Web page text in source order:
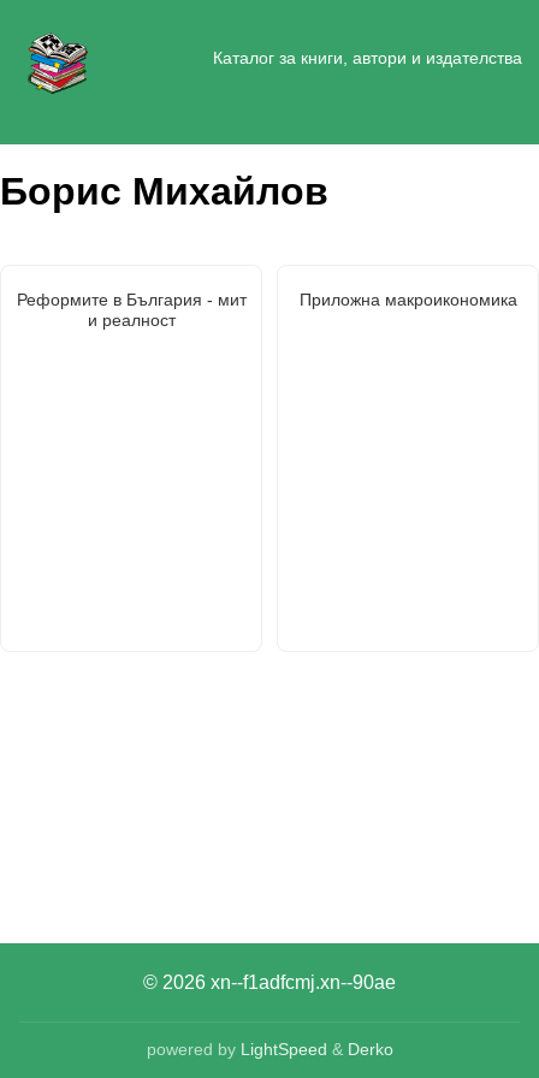
Каталог за книги, автори и издателства
Борис Михайлов
Реформите в България - мит
и реалност
Приложна макроикономика
© 2026 xn--f1adfcmj.xn--90ae
powered by LightSpeed & Derko